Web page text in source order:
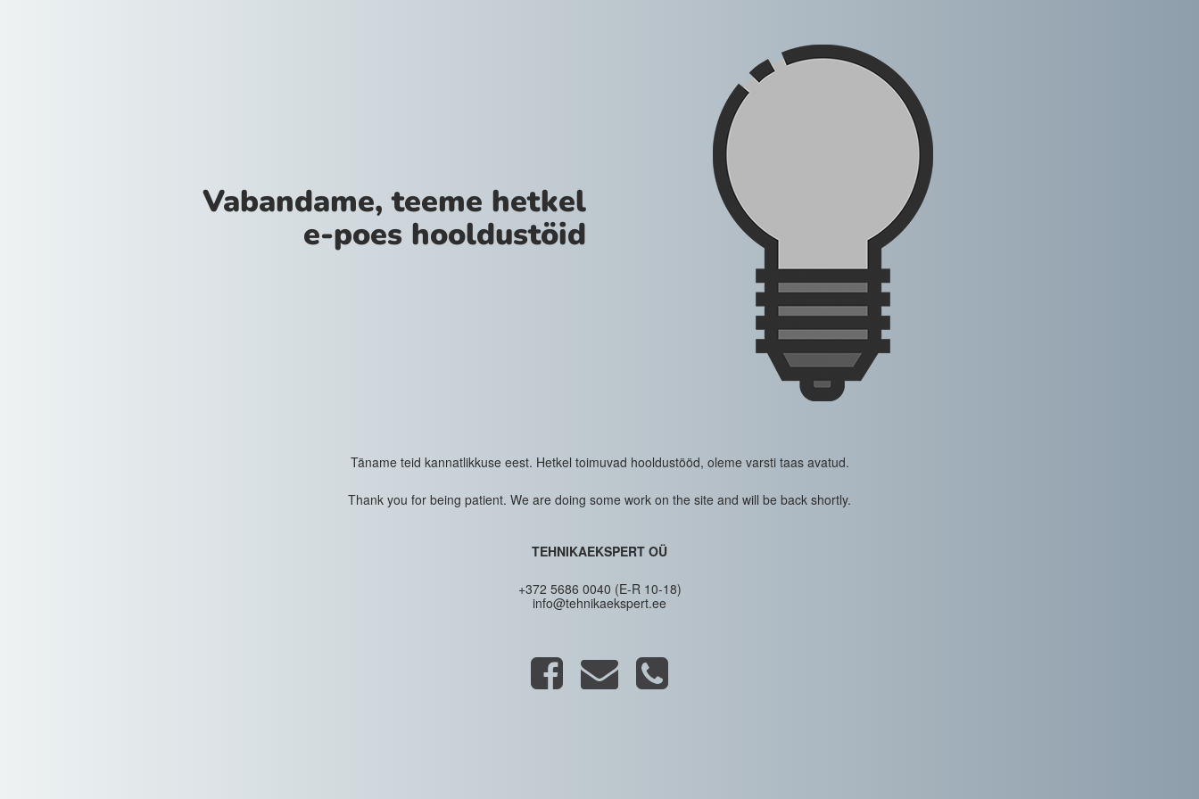
Vabandame, teeme hetkel
e-poes hooldustöid
Täname teid kannatlikkuse eest. Hetkel toimuvad hooldustööd, oleme varsti taas avatud.
Thank you for being patient. We are doing some work on the site and will be back shortly.
TEHNIKAEKSPERT OÜ
+372 5686 0040 (E-R 10-18)
info@tehnikaekspert.ee